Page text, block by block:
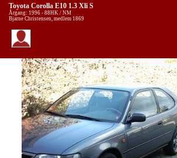
Toyota Corolla E10 1.3 Xli S
Årgang: 1996 - 88HK / NM
Bjarne Christensen, medlem 1869